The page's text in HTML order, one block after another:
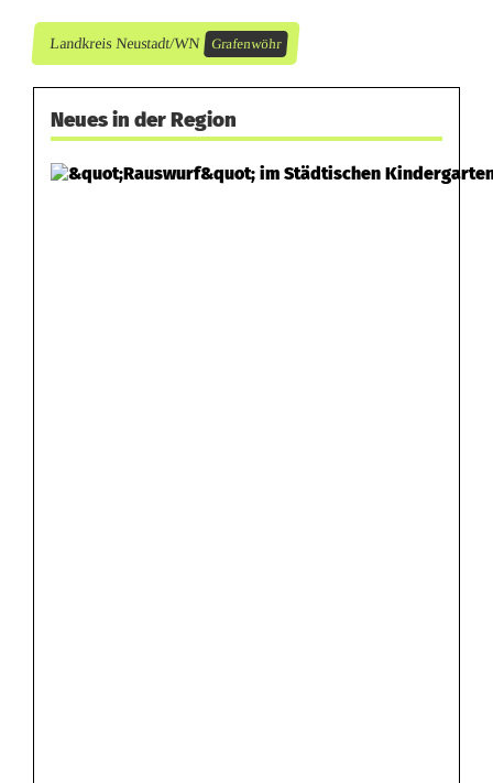
Landkreis Neustadt/WN Grafenwöhr
Neues in der Region